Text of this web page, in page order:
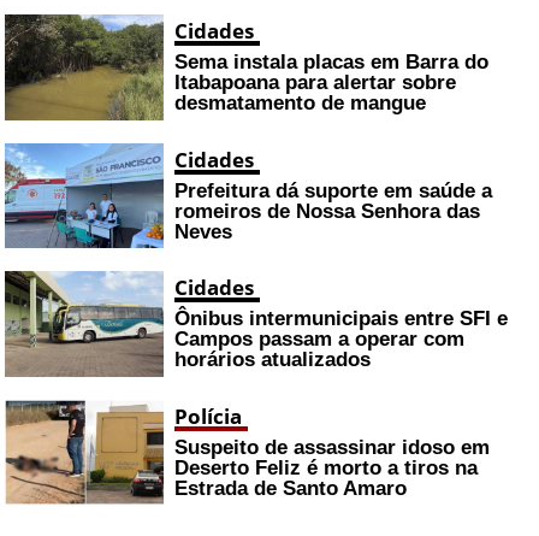
Cidades
Sema instala placas em Barra do
Itabapoana para alertar sobre
desmatamento de mangue
Cidades
Prefeitura dá suporte em saúde a
romeiros de Nossa Senhora das
Neves
Cidades
Ônibus intermunicipais entre SFI e
Campos passam a operar com
horários atualizados
Polícia
Suspeito de assassinar idoso em
Deserto Feliz é morto a tiros na
Estrada de Santo Amaro